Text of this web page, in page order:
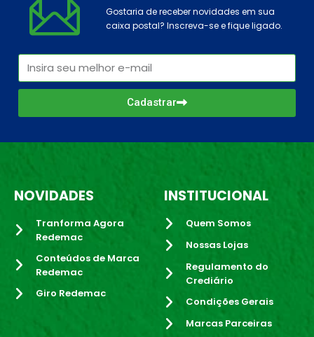
Gostaria de receber novidades em sua
caixa postal? Inscreva-se e fique ligado.
Cadastrar
NOVIDADES
Tranforma Agora
Redemac
Conteúdos de Marca
Redemac
Giro Redemac
INSTITUCIONAL
Quem Somos
Nossas Lojas
Regulamento do
Crediário
Condições Gerais
Marcas Parceiras